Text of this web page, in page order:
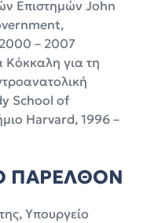
Επιστημών John
– 2007
Κόκκαλη για τη
School of
Harvard, 1996 –
ΠΑΡΕΛΘΟΝ
Υπουργείο